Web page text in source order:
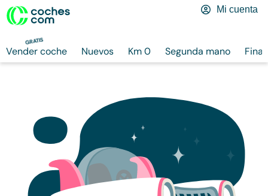
GRATIS
Vender coche Nuevos Km 0 Segunda mano
Mi cuenta